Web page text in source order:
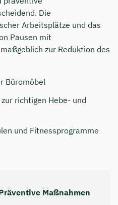
Die
Arbeitsplätze und das
Pausen mit
zur Reduktion des
Büromöbel
richtigen Hebe- und
und Fitnessprogramme
Maßnahmen